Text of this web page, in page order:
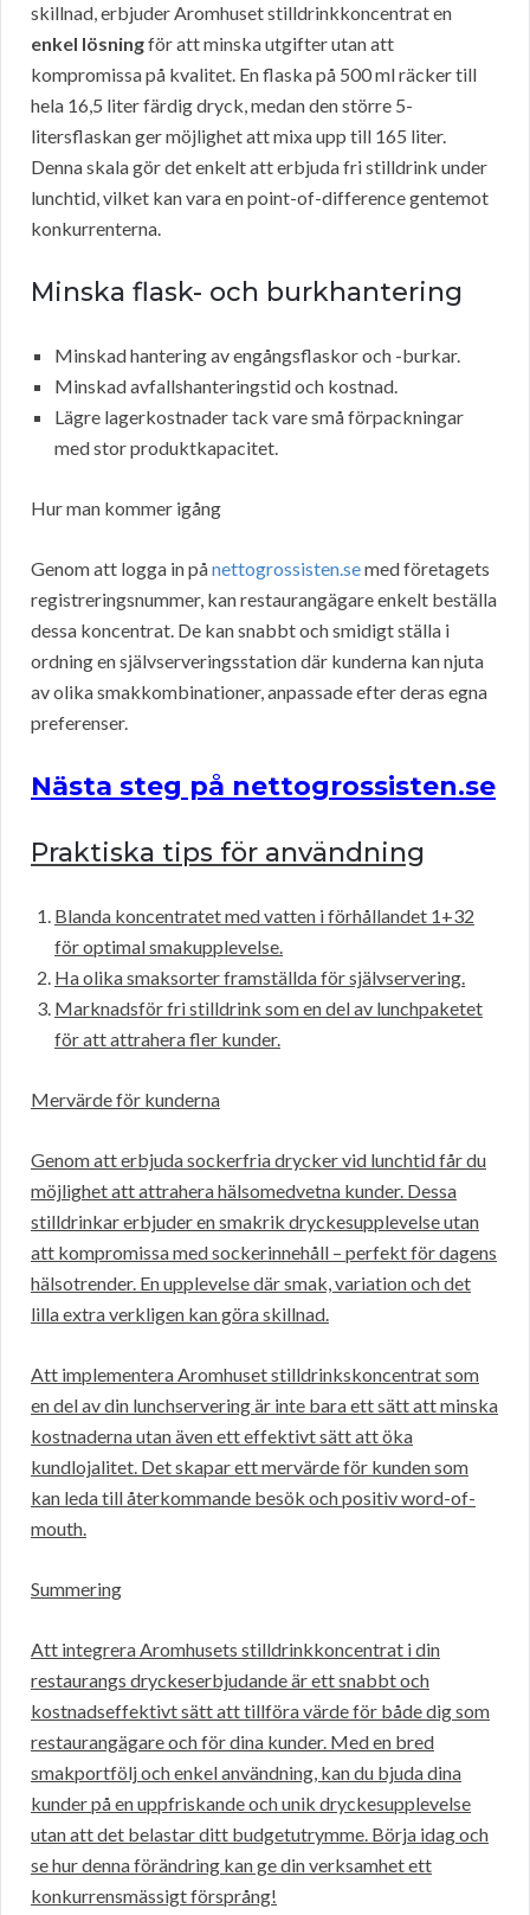
skillnad, erbjuder Aromhuset stilldrinkkoncentrat en
enkel lösningför att minska utgifter utan att
kompromissa på kvalitet. En flaska på 500 ml räcker till
hela 16,5 liter färdig dryck, medan den större 5-
litersflaskan ger möjlighet att mixa upp till 165 liter.
Denna skala gör det enkelt att erbjuda fri stilldrink under
lunchtid, vilket kan vara en point-of-difference gentemot
konkurrenterna.
Minska flask- och burkhantering
Minskad hantering av engångsflaskor och -burkar.
Minskad avfallshanteringstid och kostnad.
Lägre lagerkostnader tack vare små förpackningar
med stor produktkapacitet.
Hur man kommer igång
Genom att logga in pånettogrossisten.semed företagets
registreringsnummer, kan restaurangägare enkelt beställa
dessa koncentrat. De kan snabbt och smidigt ställa i
ordning en självserveringsstation där kunderna kan njuta
av olika smakkombinationer, anpassade efter deras egna
preferenser.
Nästa steg på nettogrossisten.se
Praktiska tips för användning
Blanda koncentratet med vatten i förhållandet 1+32
för optimal smakupplevelse.
Ha olika smaksorter framställda för självservering.
Marknadsför fri stilldrink som en del av lunchpaketet
för att attrahera fler kunder.
Mervärde för kunderna
Genom att erbjuda sockerfria drycker vid lunchtid får du
möjlighet att attrahera hälsomedvetna kunder. Dessa
stilldrinkar erbjuder en smakrik dryckesupplevelse utan
att kompromissa med sockerinnehåll – perfekt för dagens
hälsotrender. En upplevelse där smak, variation och det
lilla extra verkligen kan göra skillnad.
Att implementera Aromhuset stilldrinkskoncentrat som
en del av din lunchservering är inte bara ett sätt att minska
kostnaderna utan även ett effektivt sätt att öka
kundlojalitet. Det skapar ett mervärde för kunden som
kan leda till återkommande besök och positiv word-of-
mouth.
Summering
Att integrera Aromhusets stilldrinkkoncentrat i din
restaurangs dryckeserbjudande är ett snabbt och
kostnadseffektivt sätt att tillföra värde för både dig som
restaurangägare och för dina kunder. Med en bred
smakportfölj och enkel användning, kan du bjuda dina
kunder på en uppfriskande och unik dryckesupplevelse
utan att det belastar ditt budgetutrymme. Börja idag och
se hur denna förändring kan ge din verksamhet ett
konkurrensmässigt försprång!